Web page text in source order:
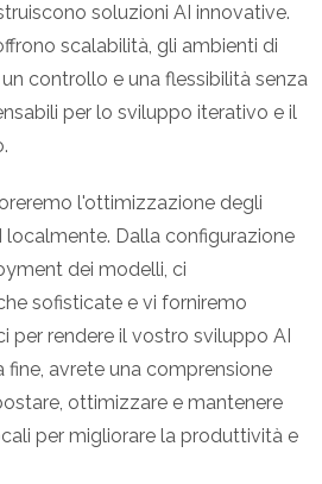
soluzioni AI innovative.
scalabilità, gli ambienti di
controllo e una flessibilità senza
per lo sviluppo iterativo e il
l'ottimizzazione degli
localmente. Dalla configurazione
dei modelli, ci
sofisticate e vi forniremo
per rendere il vostro sviluppo AI
fine, avrete una comprensione
ottimizzare e mantenere
per migliorare la produttività e